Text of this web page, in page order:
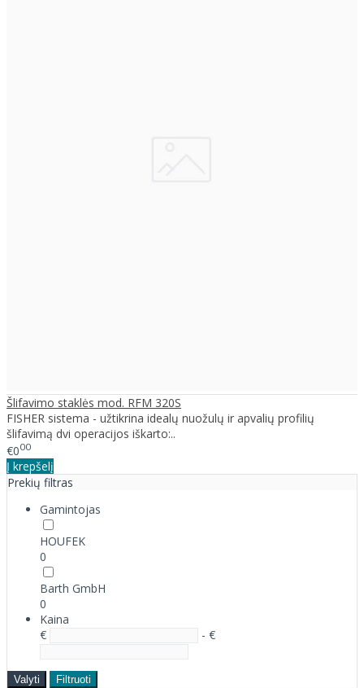
Šlifavimo staklės mod. RFM 320S
FISHER sistema - užtikrina idealų nuožulų ir apvalių profilių
šlifavimą dvi operacijos iškarto:..
€000
Į krepšelį
Prekių filtras
Gamintojas
HOUFEK
0
Barth GmbH
0
Kaina
€
- €
Valyti Filtruoti